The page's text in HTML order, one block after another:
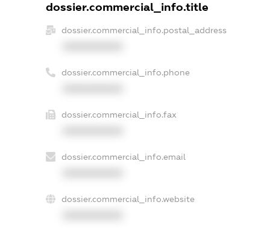
dossier.commercial_info.title
dossier.commercial_info.postal_address
dossier.commercial_info.phone
dossier.commercial_info.fax
dossier.commercial_info.email
dossier.commercial_info.website